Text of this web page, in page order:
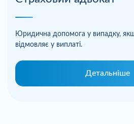
Юридична допомога у випадку,
відмовляє у виплаті.
Детальніше